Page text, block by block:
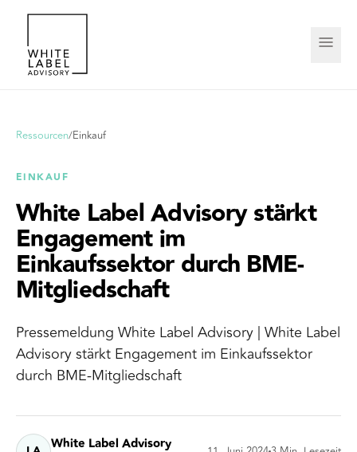
Ressourcen/Einkauf
EINKAUF
White Label Advisory stärkt
Engagement im
Einkaufssektor durch BME-
Mitgliedschaft
Pressemeldung White Label Advisory | White Label
Advisory stärkt Engagement im Einkaufssektor
durch BME-Mitgliedschaft
White Label Advisory